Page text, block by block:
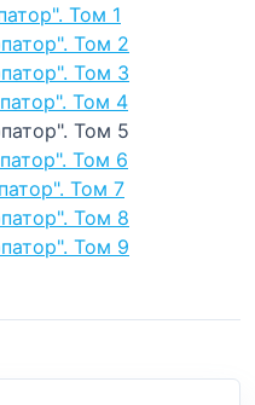
Том 1
Том 2
Том 3
Том 4
Том 5
Том 6
Том 7
Том 8
Том 9